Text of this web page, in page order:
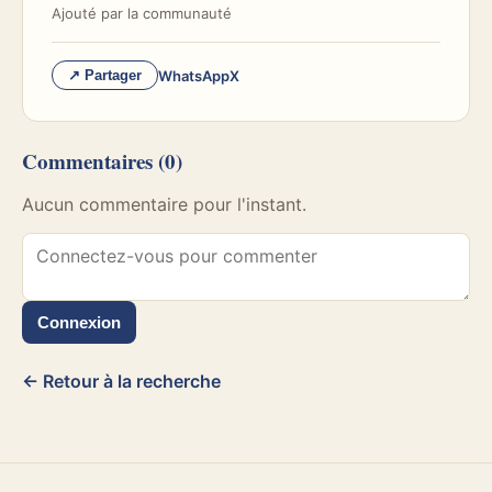
Ajouté par la communauté
↗ Partager WhatsAppX
Commentaires (0)
Aucun commentaire pour l'instant.
Connexion
← Retour à la recherche